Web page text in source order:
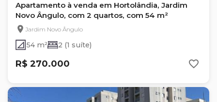
Apartamento à venda em Hortolândia, Jardim
Novo Ângulo, com 2 quartos, com 54 m²
Jardim Novo Ângulo
54 m² 2 (1 suíte)
R$ 270.000